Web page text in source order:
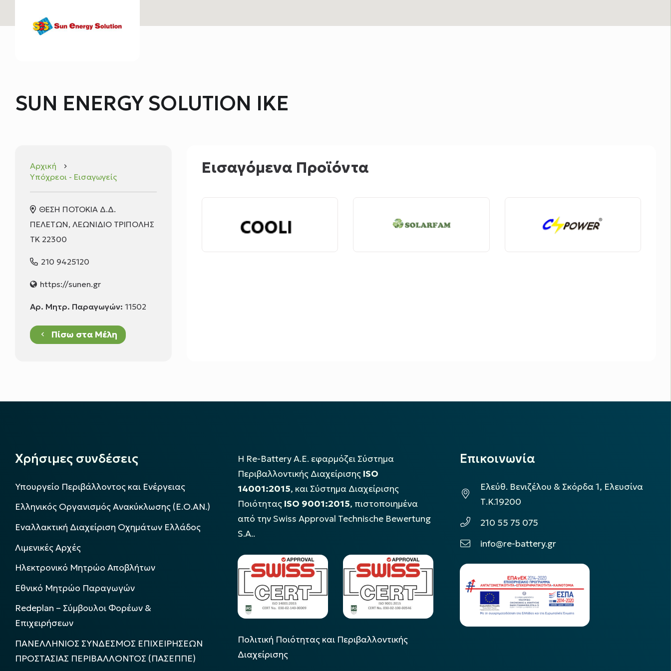
SUN ENERGY SOLUTION IKE
Αρχική keyboard_arrow_right
Υπόχρεοι - Εισαγωγείς
ΘΕΣΗ ΠΟΤΟΚΙΑ Δ.Δ.
ΠΕΛΕΤΩΝ, ΛΕΩΝΙΔΙΟ ΤΡΙΠΟΛΗΣ
ΤΚ 22300
210 9425120
https://sunen.gr
Αρ. Μητρ. Παραγωγών: 11502
keyboard_arrow_left Πίσω στα Μέλη
Εισαγόμενα Προϊόντα
Χρήσιμες συνδέσεις
Υπουργείο Περιβάλλοντος και Ενέργειας
Ελληνικός Οργανισμός Ανακύκλωσης (Ε.Ο.ΑΝ.)
Εναλλακτική Διαχείριση Οχημάτων Ελλάδος
Λιμενικές Αρχές
Ηλεκτρονικό Μητρώο Αποβλήτων
Εθνικό Μητρώο Παραγωγών
Redeplan – Σύμβουλοι Φορέων &
Επιχειρήσεων
ΠΑΝΕΛΛΗΝΙΟΣ ΣΥΝΔΕΣΜΟΣ ΕΠΙΧΕΙΡΗΣΕΩΝ
ΠΡΟΣΤΑΣΙΑΣ ΠΕΡΙΒΑΛΛΟΝΤΟΣ (ΠΑΣΕΠΠΕ)
Η Re-Battery Α.Ε. εφαρμόζει Σύστημα
Περιβαλλοντικής Διαχείρισης ISO
14001:2015, και Σύστημα Διαχείρισης
Ποιότητας ISO 9001:2015, πιστοποιημένα
από την Swiss Approval Technische Bewertung
S.A..
Πολιτική Ποιότητας και Περιβαλλοντικής
Διαχείρισης
Επικοινωνία
Ελεύθ. Βενιζέλου & Σκόρδα 1, Ελευσίνα
Τ.Κ.19200
210 55 75 075
info@re-battery.gr